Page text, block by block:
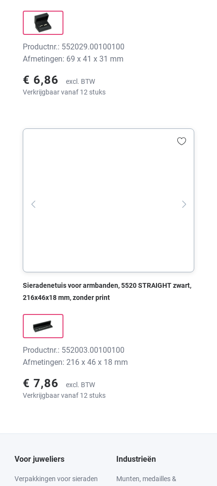
Productnr.: 552029.00100100
Afmetingen: 69 x 41 x 31 mm
€ 6,86
excl. BTW
Verkrijgbaar vanaf 12 stuks
Sieradenetuis voor armbanden, 5520 STRAIGHT zwart,
216x46x18 mm, zonder print
Productnr.: 552003.00100100
Afmetingen: 216 x 46 x 18 mm
€ 7,86
excl. BTW
Verkrijgbaar vanaf 12 stuks
Voor juweliers
Verpakkingen voor sieraden
Industrieën
Munten, medailles &